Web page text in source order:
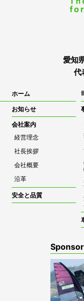
愛知
ホーム
お知らせ
会社案内
経営理念
社長挨拶
会社概要
沿革
安全と品質